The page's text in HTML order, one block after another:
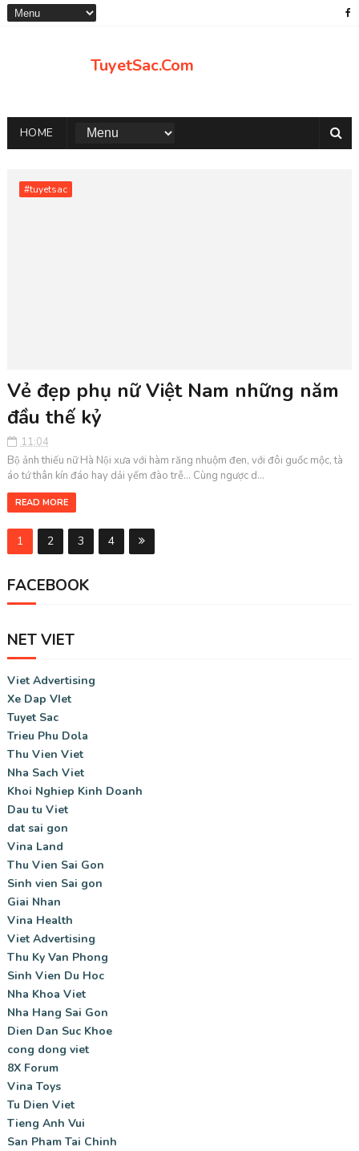
TuyetSac.Com
HOME
#tuyetsac
Vẻ đẹp phụ nữ Việt Nam những năm
đầu thế kỷ
11:04
Bộ ảnh thiếu nữ Hà Nội xưa với hàm răng nhuộm đen, với đôi guốc mộc, tà
áo tứ thân kín đáo hay dải yếm đào trễ... Cùng ngược d...
READ MORE
1 2 3 4
FACEBOOK
NET VIET
Viet Advertising
Xe Dap VIet
Tuyet Sac
Trieu Phu Dola
Thu Vien Viet
Nha Sach Viet
Khoi Nghiep Kinh Doanh
Dau tu Viet
dat sai gon
Vina Land
Thu Vien Sai Gon
Sinh vien Sai gon
Giai Nhan
Vina Health
Viet Advertising
Thu Ky Van Phong
Sinh Vien Du Hoc
Nha Khoa Viet
Nha Hang Sai Gon
Dien Dan Suc Khoe
cong dong viet
8X Forum
Vina Toys
Tu Dien Viet
Tieng Anh Vui
San Pham Tai Chinh